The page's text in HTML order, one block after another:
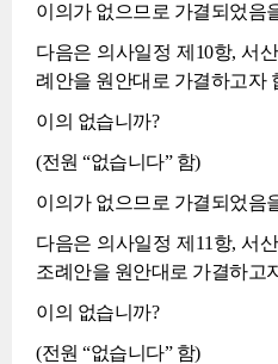
이의가 없으므로 가결되었음
다음은 의사일정 제10항, 서
례안을 원안대로 가결하고자
이의 없습니까?
(전원 “없습니다” 함)
이의가 없으므로 가결되었음
다음은 의사일정 제11항, 서
조례안을 원안대로 가결하고
이의 없습니까?
(전원 “없습니다” 함)